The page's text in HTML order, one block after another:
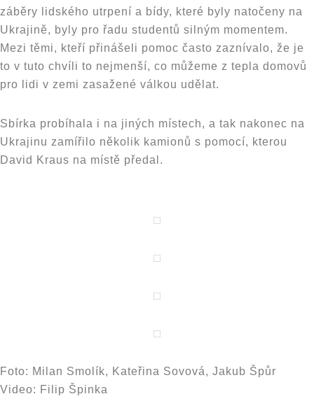
záběry lidského utrpení a bídy, které byly natočeny na
Ukrajině, byly pro řadu studentů silným momentem.
Mezi těmi, kteří přinášeli pomoc často zaznívalo, že je
to v tuto chvíli to nejmenší, co můžeme z tepla domovů
pro lidi v zemi zasažené válkou udělat.
Sbírka probíhala i na jiných místech, a tak nakonec na
Ukrajinu zamířilo několik kamionů s pomocí, kterou
David Kraus na místě předal.
Foto: Milan Smolík, Kateřina Sovová, Jakub Špůr
Video: Filip Špinka